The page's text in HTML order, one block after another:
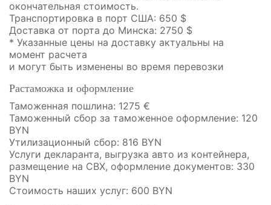
окончательная стоимость.
Транспортировка в порт США: 650 $
Доставка от порта до Минска: 2750 $
* Указанные цены на доставку актуальны на
момент расчета
и могут быть изменены во время перевозки
Растаможка и оформление
Таможенная пошлина: 1275 €
Таможенный сбор за таможенное оформление: 120
BYN
Утилизационный сбор: 816 BYN
Услуги декларанта, выгрузка авто из контейнера,
размещение на СВХ, оформление документов: 330
BYN
Стоимость наших услуг: 600 BYN